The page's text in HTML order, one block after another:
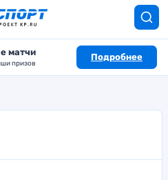
матчи
призов
Подробнее